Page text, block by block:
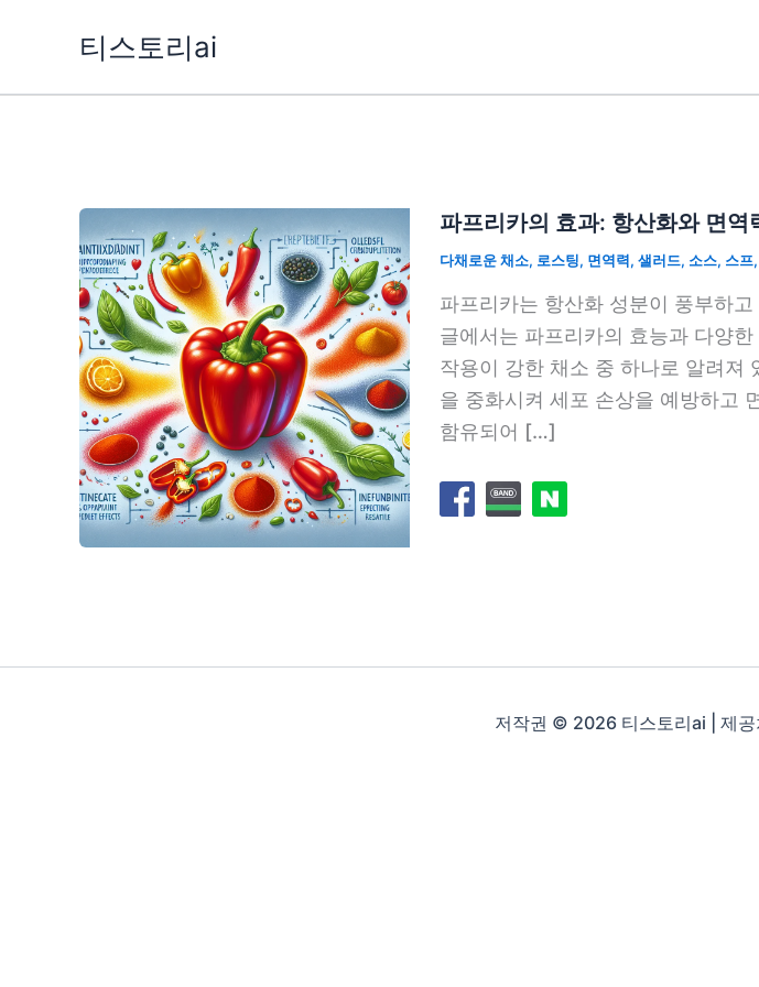
티스토리ai
파프리카의 효과: 항산화와 면
다채로운 채소, 로스팅, 면역력, 샐러드, 소스, 스프,
파프리카는 항산화 성분이 풍부하
글에서는 파프리카의 효능과 다양
작용이 강한 채소 중 하나로 알려져
을 중화시켜 세포 손상을 예방하고
함유되어 […]
저작권 © 2026 티스토리ai | 제공